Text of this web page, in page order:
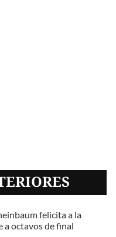
felicita a la
a octavos de final